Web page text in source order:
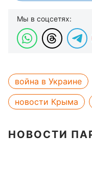
Мы в соцсетях:
война в Украине
новости Крыма
НОВОСТИ